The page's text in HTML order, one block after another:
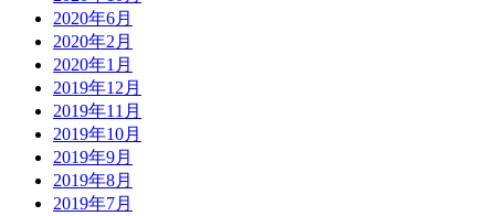
2020年6月
2020年2月
2020年1月
2019年12月
2019年11月
2019年10月
2019年9月
2019年8月
2019年7月